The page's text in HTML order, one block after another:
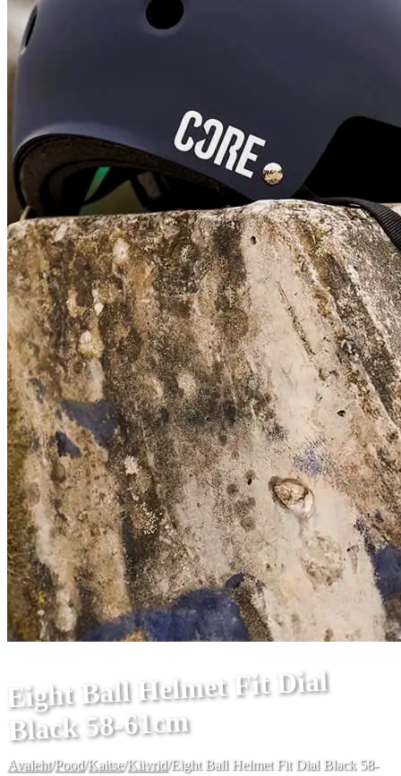
Eight Ball Helmet Fit Dial
Black 58-61cm
Avaleht/Pood/Kaitse/Kiivrid/Eight Ball Helmet Fit Dial Black 58-